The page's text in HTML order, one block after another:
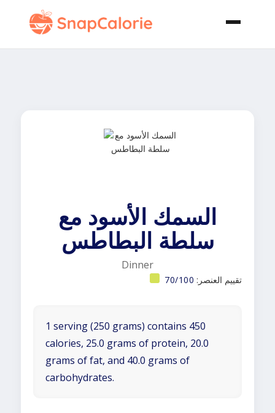
السمك الأسود مع
سلطة البطاطس
Dinner
تقييم العنصر: 70/100
1 serving (250 grams) contains 450
calories, 25.0 grams of protein, 20.0
grams of fat, and 40.0 grams of
carbohydrates.